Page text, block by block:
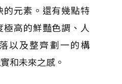
元素。還有幾點特
高的鮮豔色調、人
以及整齊劃一的構
和未來之感。